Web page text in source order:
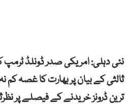
نئی دہلی: امریکی صدر ڈونلڈ
ترین ڈرونز خریدنے کے فیصلے پر